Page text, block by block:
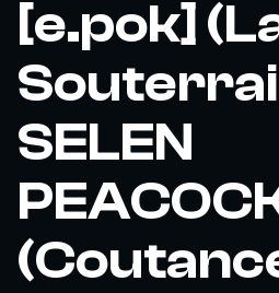
[e.pok]
SELEN